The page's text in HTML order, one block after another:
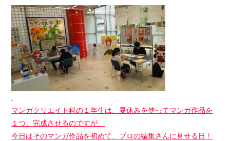
マンガクリエイト科の１年生は、夏休みを使ってマンガ作品を
１つ、完成させるのですが、
今日はそのマンガ作品を初めて、プロの編集さんに見せる日！